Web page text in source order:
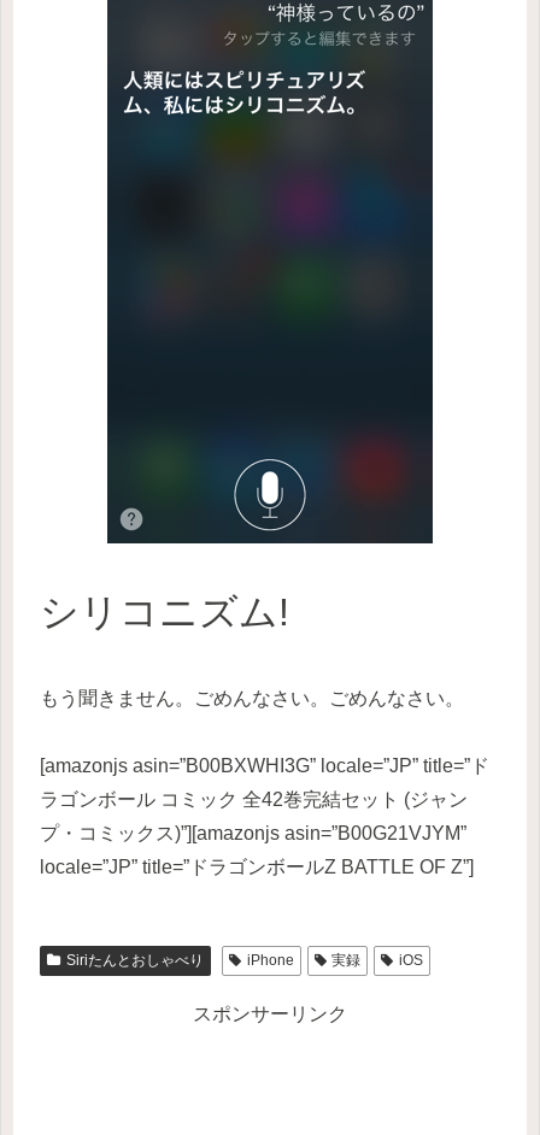
シリコニズム!
もう聞きません。ごめんなさい。ごめんなさい。
[amazonjs asin=”B00BXWHI3G” locale=”JP” title=”ド
ラゴンボール コミック 全42巻完結セット (ジャン
プ・コミックス)”][amazonjs asin=”B00G21VJYM”
locale=”JP” title=”ドラゴンボールZ BATTLE OF Z”]
Siriたんとおしゃべり iPhone 実録 iOS
スポンサーリンク